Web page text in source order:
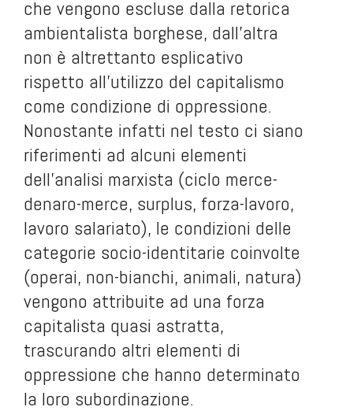
che vengono escluse dalla retorica
ambientalista borghese, dall’altra
non è altrettanto esplicativo
rispetto all’utilizzo del capitalismo
come condizione di oppressione.
Nonostante infatti nel testo ci siano
riferimenti ad alcuni elementi
dell’analisi marxista (ciclo merce-
denaro-merce, surplus, forza-lavoro,
lavoro salariato), le condizioni delle
categorie socio-identitarie coinvolte
(operai, non-bianchi, animali, natura)
vengono attribuite ad una forza
capitalista quasi astratta,
trascurando altri elementi di
oppressione che hanno determinato
la loro subordinazione.